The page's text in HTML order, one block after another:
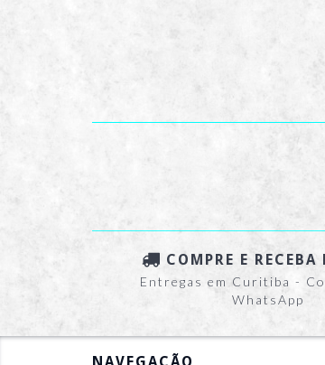
COMPRE E RECEBA
Entregas em Curitiba -
WhatsApp